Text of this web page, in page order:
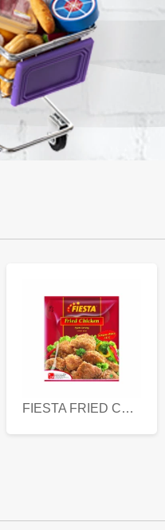
FIESTA FRIED CHICKEN 500 GR